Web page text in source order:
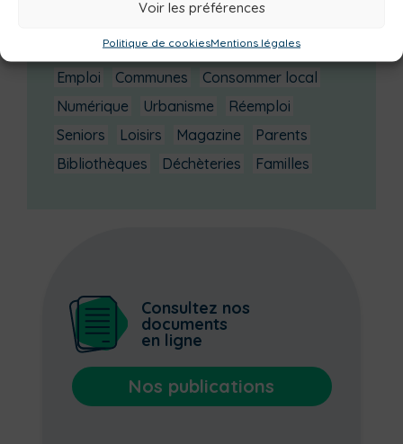
Voir les préférences
Politique de cookiesMentions légales
Habitat
Economie Jeunesse
Sport
Emploi
Communes
Consommer local
Numérique
Urbanisme
Réemploi
Seniors
Loisirs Magazine
Parents
Bibliothèques
Déchèteries Familles
Consultez nos
documents
en ligne
Nos publications